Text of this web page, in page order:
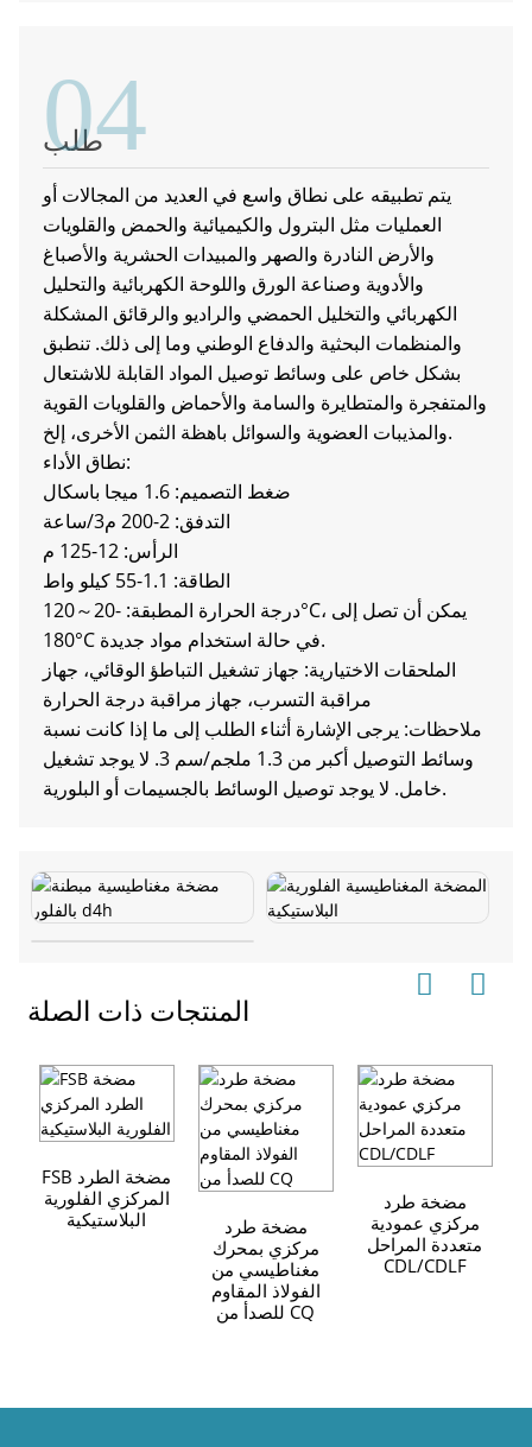
04
طلب
يتم تطبيقه على نطاق واسع في العديد من المجالات أو
العمليات مثل البترول والكيميائية والحمض والقلويات
والأرض النادرة والصهر والمبيدات الحشرية والأصباغ
والأدوية وصناعة الورق واللوحة الكهربائية والتحليل
الكهربائي والتخليل الحمضي والراديو والرقائق المشكلة
والمنظمات البحثية والدفاع الوطني وما إلى ذلك. تنطبق
بشكل خاص على وسائط توصيل المواد القابلة للاشتعال
والمتفجرة والمتطايرة والسامة والأحماض والقلويات القوية
والمذيبات العضوية والسوائل باهظة الثمن الأخرى، إلخ.
نطاق الأداء:
ضغط التصميم: 1.6 ميجا باسكال
التدفق: 2-200 م3/ساعة
الرأس: 12-125 م
الطاقة: 1.1-55 كيلو واط
درجة الحرارة المطبقة: -20～120°C، يمكن أن تصل إلى
180°C في حالة استخدام مواد جديدة.
الملحقات الاختيارية: جهاز تشغيل التباطؤ الوقائي، جهاز
مراقبة التسرب، جهاز مراقبة درجة الحرارة
ملاحظات: يرجى الإشارة أثناء الطلب إلى ما إذا كانت نسبة
وسائط التوصيل أكبر من 1.3 ملجم/سم 3. لا يوجد تشغيل
خامل. لا يوجد توصيل الوسائط بالجسيمات أو البلورية.
المنتجات ذات الصلة
FSB مضخة الطرد
المركزي الفلورية
البلاستيكية
مضخة طرد
مركزي بمحرك
مغناطيسي من
الفولاذ المقاوم
للصدأ من CQ
مضخة طرد
مركزي عمودية
متعددة المراحل
CDL/CDLF